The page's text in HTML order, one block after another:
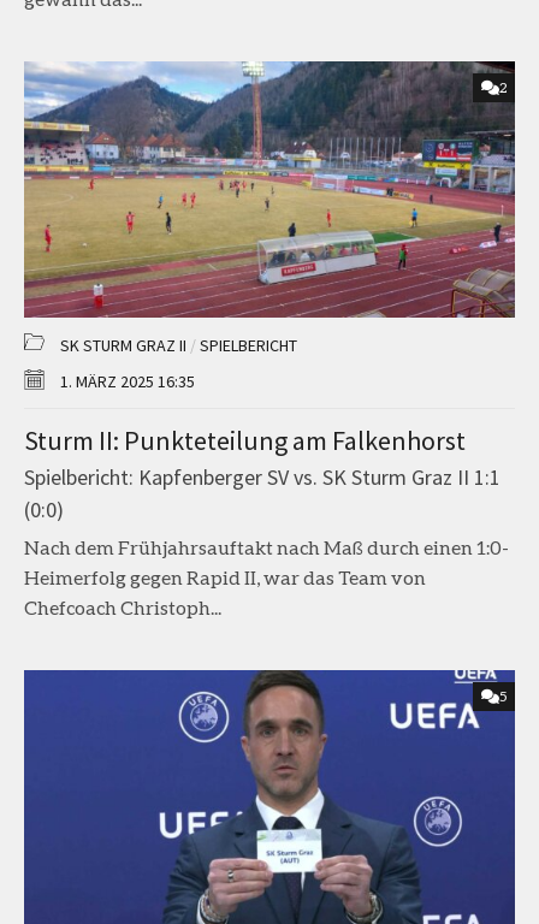
2
SK STURM GRAZ II /SPIELBERICHT
1. MÄRZ 2025 16:35
Sturm II: Punkteteilung am Falkenhorst
Spielbericht: Kapfenberger SV vs. SK Sturm Graz II 1:1
(0:0)
Nach dem Frühjahrsauftakt nach Maß durch einen 1:0-
Heimerfolg gegen Rapid II, war das Team von
Chefcoach Christoph...
5